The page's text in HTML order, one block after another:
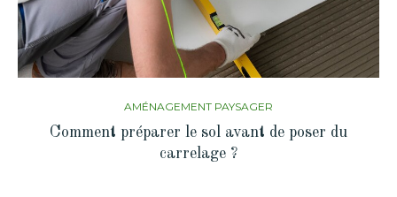
AMÉNAGEMENT PAYSAGER
Comment préparer le sol avant de poser du
carrelage ?